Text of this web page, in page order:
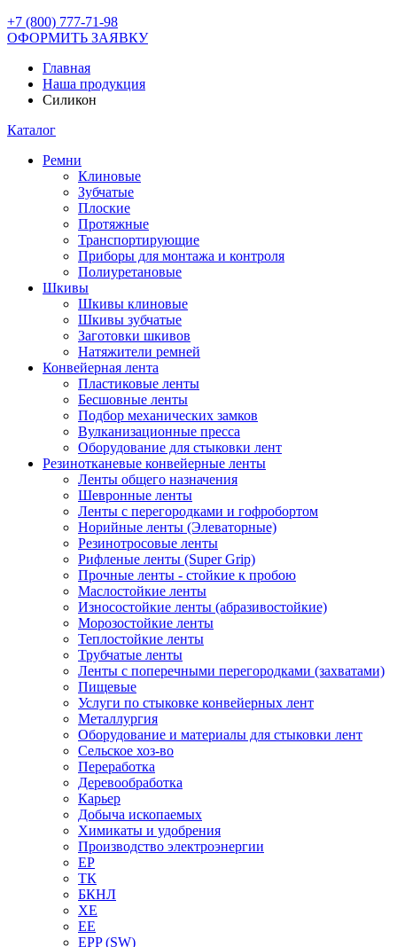
+7 (800) 777-71-98
ОФОРМИТЬ ЗАЯВКУ
Главная
Наша продукция
Силикон
Каталог
Ремни
Клиновые
Зубчатые
Плоские
Протяжные
Транспортирующие
Приборы для монтажа и контроля
Полиуретановые
Шкивы
Шкивы клиновые
Шкивы зубчатые
Заготовки шкивов
Натяжители ремней
Конвейерная лента
Пластиковые ленты
Бесшовные ленты
Подбор механических замков
Вулканизационные пресса
Оборудование для стыковки лент
Резинотканевые конвейерные ленты
Ленты общего назначения
Шевронные ленты
Ленты с перегородками и гофробортом
Норийные ленты (Элеваторные)
Резинотросовые ленты
Рифленые ленты (Super Grip)
Прочные ленты - стойкие к пробою
Маслостойкие ленты
Износостойкие ленты (абразивостойкие)
Морозостойкие ленты
Теплостойкие ленты
Трубчатые ленты
Ленты с поперечными перегородками (захватами)
Пищевые
Услуги по стыковке конвейерных лент
Металлургия
Оборудование и материалы для стыковки лент
Сельское хоз-во
Переработка
Деревообработка
Карьер
Добыча ископаемых
Химикаты и удобрения
Производство электроэнергии
EP
ТК
БКНЛ
XE
EE
EPP (SW)